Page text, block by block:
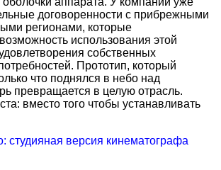
договоренности с прибрежными
регионами, которые
использования этой
собственных
Прототип, который
что поднялся в небо над
превращается в целую отрасль.
вместо того чтобы устанавливать
студияная версия кинематографа